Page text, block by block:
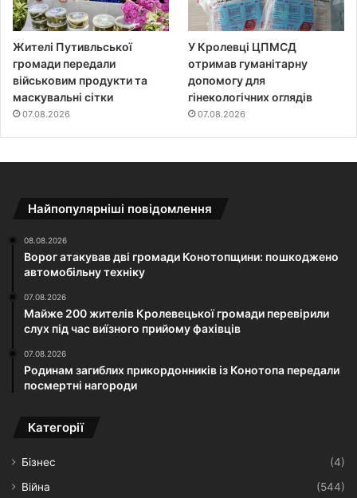
Жителі Путивльської
громади передали
військовим продукти та
маскувальні сітки
07.08.2026
У Кролевці ЦПМСД
отримав гуманітарну
допомогу для
гінекологічних оглядів
07.08.2026
Найпопулярніші повідомлення
08.08.2026
Ворог атакував дві громади Конотопщини: пошкоджено
автомобільну техніку
07.08.2026
Майже 200 жителів Кролевецької громади перевірили
слух під час виїзного прийому фахівців
07.08.2026
Родинам загиблих прикордонників із Конотопа передали
посмертні нагороди
Категорії
Бізнес
(4)
Війна
(544)